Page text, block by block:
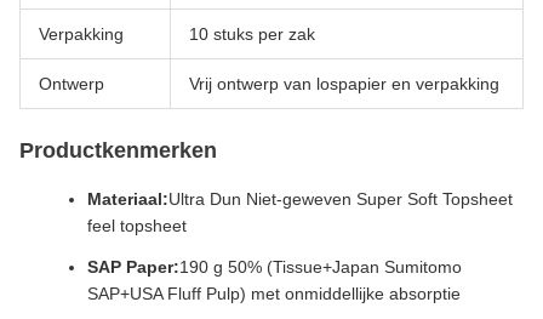
Verpakking 10 stuks per zak
Ontwerp Vrij ontwerp van lospapier en verpakking
Productkenmerken
Materiaal:Ultra Dun Niet-geweven Super Soft Topsheet
feel topsheet
SAP Paper:190 g 50% (Tissue+Japan Sumitomo
SAP+USA Fluff Pulp) met onmiddellijke absorptie